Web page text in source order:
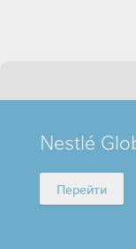
FOOTER
Nestlé
Перейти